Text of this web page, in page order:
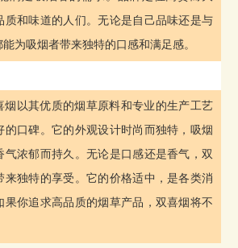
质和味道的人们。无论是自己品味还是与
为吸烟者带来独特的口感和满足感。
烟以其优质的烟草原料和专业的生产工艺
的口碑。它的外观设计时尚而独特，吸烟
气浓郁而持久。无论是口感还是香气，双
来独特的享受。它的价格适中，是各类消
果你追求高品质的烟草产品，双喜烟将不